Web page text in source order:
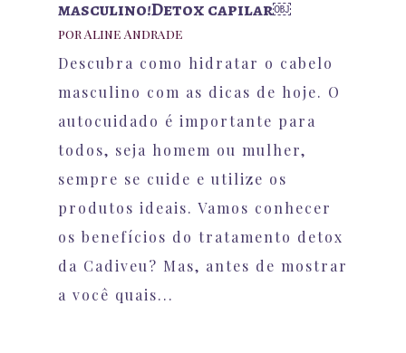
masculino!Detox capilar￼
por Aline Andrade
Descubra como hidratar o cabelo
masculino com as dicas de hoje. O
autocuidado é importante para
todos, seja homem ou mulher,
sempre se cuide e utilize os
produtos ideais. Vamos conhecer
os benefícios do tratamento detox
da Cadiveu? Mas, antes de mostrar
a você quais...